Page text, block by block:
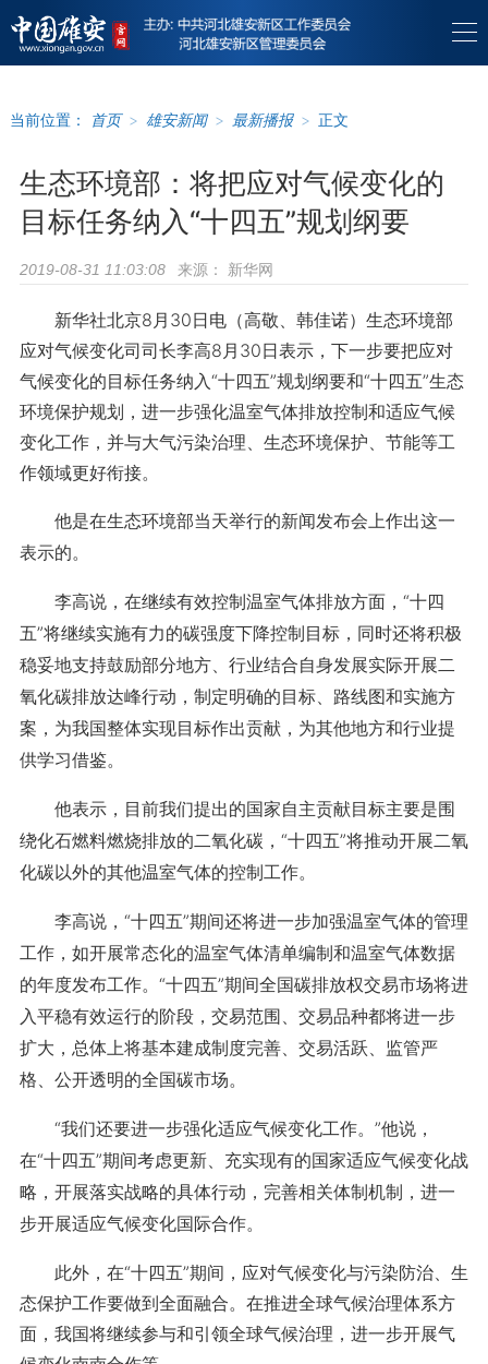
当前位置： 首页 > 雄安新闻 > 最新播报 > 正文
生态环境部：将把应对气候变化的
目标任务纳入“十四五”规划纲要
2019-08-31 11:03:08 来源： 新华网
新华社北京8月30日电（高敬、韩佳诺）生态环境部
应对气候变化司司长李高8月30日表示，下一步要把应对
气候变化的目标任务纳入“十四五”规划纲要和“十四五”生态
环境保护规划，进一步强化温室气体排放控制和适应气候
变化工作，并与大气污染治理、生态环境保护、节能等工
作领域更好衔接。
他是在生态环境部当天举行的新闻发布会上作出这一
表示的。
李高说，在继续有效控制温室气体排放方面，“十四
五”将继续实施有力的碳强度下降控制目标，同时还将积极
稳妥地支持鼓励部分地方、行业结合自身发展实际开展二
氧化碳排放达峰行动，制定明确的目标、路线图和实施方
案，为我国整体实现目标作出贡献，为其他地方和行业提
供学习借鉴。
他表示，目前我们提出的国家自主贡献目标主要是围
绕化石燃料燃烧排放的二氧化碳，“十四五”将推动开展二氧
化碳以外的其他温室气体的控制工作。
李高说，“十四五”期间还将进一步加强温室气体的管理
工作，如开展常态化的温室气体清单编制和温室气体数据
的年度发布工作。“十四五”期间全国碳排放权交易市场将进
入平稳有效运行的阶段，交易范围、交易品种都将进一步
扩大，总体上将基本建成制度完善、交易活跃、监管严
格、公开透明的全国碳市场。
“我们还要进一步强化适应气候变化工作。”他说，
在“十四五”期间考虑更新、充实现有的国家适应气候变化战
略，开展落实战略的具体行动，完善相关体制机制，进一
步开展适应气候变化国际合作。
此外，在“十四五”期间，应对气候变化与污染防治、生
态保护工作要做到全面融合。在推进全球气候治理体系方
面，我国将继续参与和引领全球气候治理，进一步开展气